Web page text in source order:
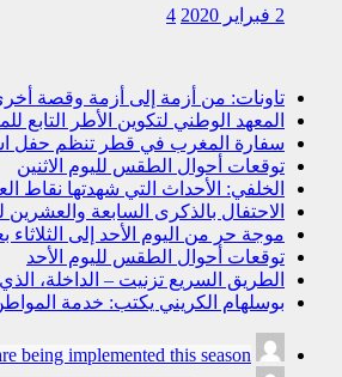
2 فبراير 2020 4
تاونات: من أزمة إلى أزمة وقصة
المعهد الوطني لتكوين الأطر التابع
سفارة المغرب في قطر تنظم حفل
توقعات أحوال الطقس لليوم الاثنين
الخلفي: الأحداث التي شهدتها نقاط
الاحتفال بالذكرى السابعة
موجة حر من اليوم الأحد إلى
توقعات أحوال الطقس لليوم الأحد
الطريق السريع تزنيت – الداخلة،
بوسلهام الكريني يكتب: خدمة
being implemented this season.